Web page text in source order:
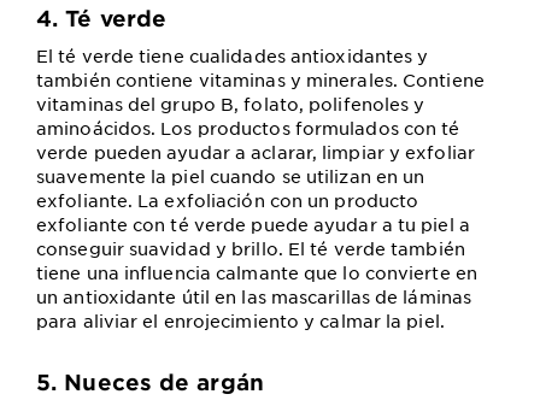
4. Té verde
El té verde tiene cualidades antioxidantes y
también contiene vitaminas y minerales. Contiene
vitaminas del grupo B, folato, polifenoles y
aminoácidos. Los productos formulados con té
verde pueden ayudar a aclarar, limpiar y exfoliar
suavemente la piel cuando se utilizan en un
exfoliante. La exfoliación con un producto
exfoliante con té verde puede ayudar a tu piel a
conseguir suavidad y brillo. El té verde también
tiene una influencia calmante que lo convierte en
un antioxidante útil en las mascarillas de láminas
para aliviar el enrojecimiento y calmar la piel.
5. Nueces de argán